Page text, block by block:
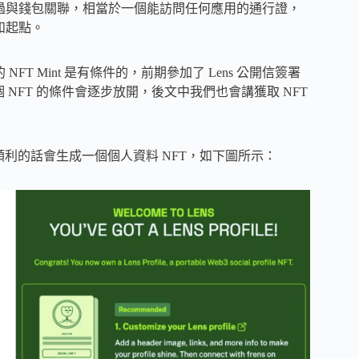
錢包關聯，相當於一個能訪問任何應用的通行證，
點。
Mint 是有條件的，前期參加了 Lens 公開信簽署
的條件會逐步放開，後文中我們也會講獲取 NFT
的話會生成一個個人資料 NFT，如下圖所示：